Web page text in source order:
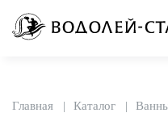
Главная Каталог